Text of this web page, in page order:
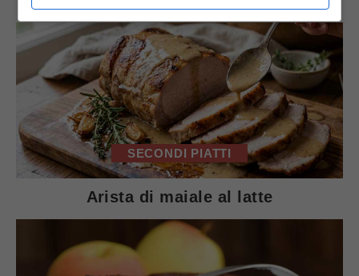
SECONDI PIATTI
Arista di maiale al latte